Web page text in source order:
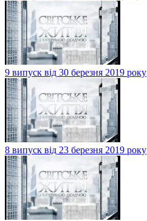
9 випуск від 30 березня 2019 року
8 випуск від 23 березня 2019 року